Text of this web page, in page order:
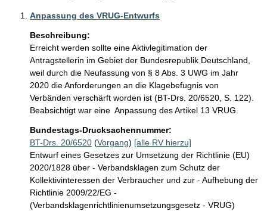
Anpassung des VRUG-Entwurfs
Beschreibung:
Erreicht werden sollte eine Aktivlegitimation der
Antragstellerin im Gebiet der Bundesrepublik Deutschland,
weil durch die Neufassung von § 8 Abs. 3 UWG im Jahr
2020 die Anforderungen an die Klagebefugnis von
Verbänden verschärft worden ist (BT-Drs. 20/6520, S. 122).
Bundestags-Drucksachennummer:
BT-Drs. 20/6520 (Vorgang) [alle RV hierzu]
Entwurf eines Gesetzes zur Umsetzung der Richtlinie (EU)
2020/1828 über - Verbandsklagen zum Schutz der
Kollektivinteressen der Verbraucher und zur - Aufhebung der
Richtlinie 2009/22/EG -
(Verbandsklagenrichtlinienumsetzungsgesetz - VRUG)